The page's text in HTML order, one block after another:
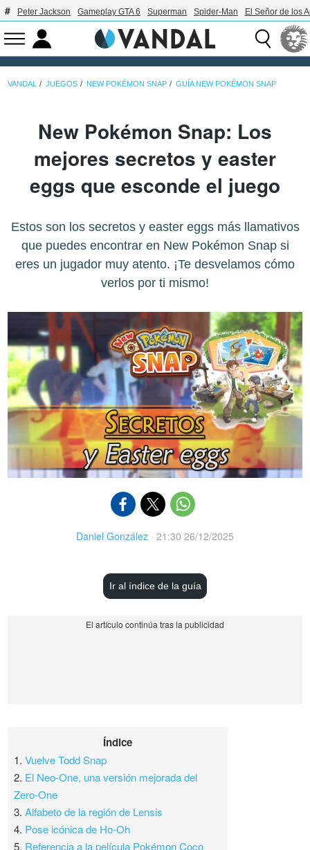
Peter Jackson Gameplay GTA 6 Superman Spider-Man El Señor de los
VANDAL JUEGOS NEW POKÉMON SNAP GUÍA NEW POKÉMON SNAP
New Pokémon Snap: Los
mejores secretos y easter
eggs que esconde el juego
Estos son los secretos y easter eggs más llamativos
que puedes encontrar en New Pokémon Snap si
eres un jugador muy atento. ¡Te desvelamos cómo
verlos por ti mismo!
Daniel González · 21:30 26/12/2025
Ir al índice de la guía
Índice
1.Vuelve Todd Snap
2. El Neo-One, una versión mejorada del
Zero-One
3.Alfabeto de la región de Lensis
4. Pose icónica de Ho-Oh
5. Referencia a la película Pokémon Coco